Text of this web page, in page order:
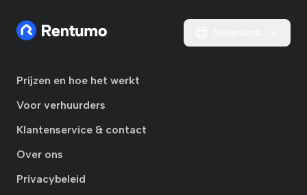
Prijzen en hoe het werkt
Voor verhuurders
Klantenservice & contact
Over ons
Privacybeleid